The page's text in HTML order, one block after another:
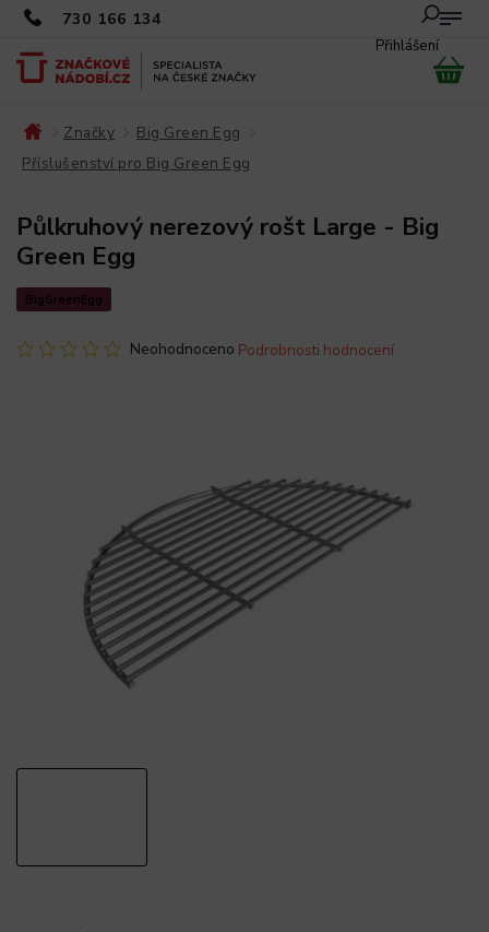
730 166 134
Přihlášení
Značky Big Green Egg
Příslušenství pro Big Green Egg
Půlkruhový nerezový rošt Large - Big
Green Egg
BigGreenEgg
Neohodnoceno Podrobnosti hodnocení